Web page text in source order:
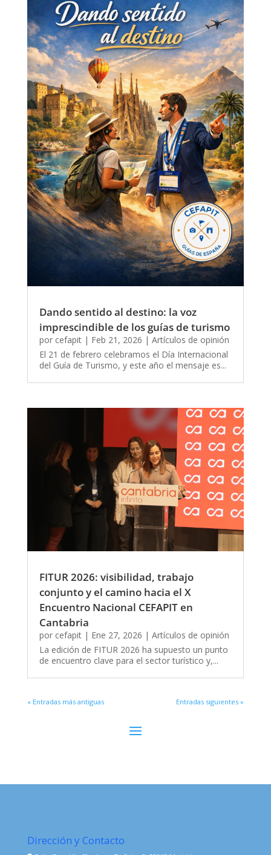
Dando sentido al destino: la voz
imprescindible de los guías de turismo
por cefapit| Feb 21, 2026 | Artículos de opinión
El 21 de febrero celebramos el Día Internacional
del Guía de Turismo, y este año el mensaje es...
FITUR 2026: visibilidad, trabajo
conjunto y el camino hacia el X
Encuentro Nacional CEFAPIT en
Cantabria
por cefapit| Ene 27, 2026 | Artículos de opinión
La edición de FITUR 2026 ha supuesto un punto
de encuentro clave para el sector turístico y,...
« Entradas más antiguas Entradas siguientes »
Dirección y Contacto